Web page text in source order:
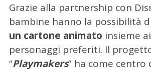
Grazie alla partnership con
bambine hanno la possibilità
un cartone animato insieme
personaggi preferiti. Il
“Playmakers” ha come centro